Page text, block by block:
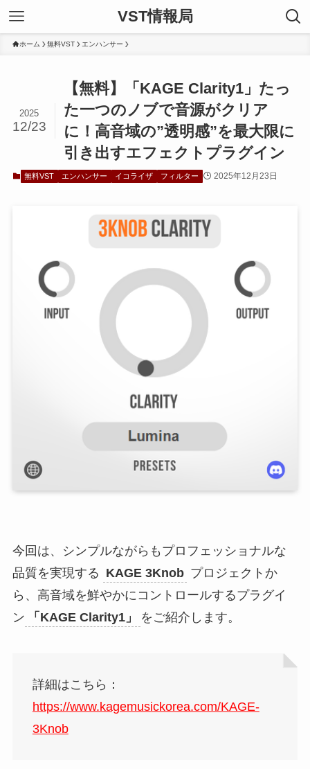
VST情報局
ホーム 無料VST エンハンサー
【無料】「KAGE Clarity1」たっ
た一つのノブで音源がクリア
に！高音域の”透明感”を最大限に
引き出すエフェクトプラグイン
2025
12/23
無料VST エンハンサー イコライザ フィルター 2025年12月23日
今回は、シンプルながらもプロフェッショナルな
品質を実現する KAGE 3Knob プロジェクトか
ら、高音域を鮮やかにコントロールするプラグイ
ン
「KAGE Clarity1」 をご紹介します。
詳細はこちら：
https://www.kagemusickorea.com/KAGE-
3Knob